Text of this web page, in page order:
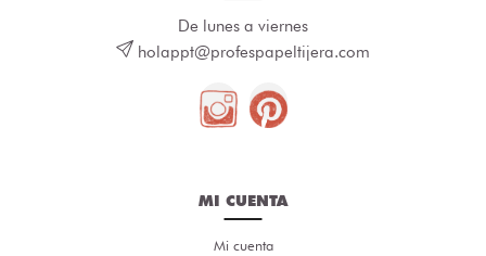
De lunes a viernes
holappt@profespapeltijera.com
MI CUENTA
Mi cuenta